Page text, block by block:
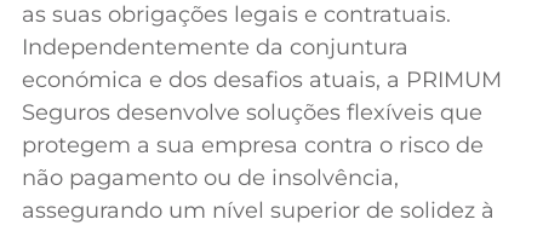
as suas obrigações legais e contratuais.
Independentemente da conjuntura
económica e dos desafios atuais, a PRIMUM
Seguros desenvolve soluções flexíveis que
protegem a sua empresa contra o risco de
não pagamento ou de insolvência,
assegurando um nível superior de solidez à